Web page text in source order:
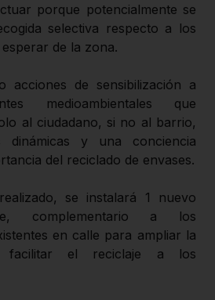
porque potencialmente se
selectiva respecto a los
de la zona.
acciones de sensibilización a
medioambientales que
al ciudadano, si no al barrio,
dinámicas y una conciencia
del reciclado de envases.
se instalará 1 nuevo
complementario a los
en calle para ampliar la
facilitar el reciclaje a los